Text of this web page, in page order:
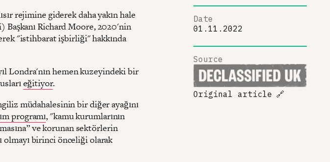
rejimine giderek daha yakın hale
Richard Moore, 2020'nin
"istihbarat işbirliği" hakkında
Londra'nın hemen kuzeyindeki bir
eğitiyor.
müdahalesinin bir diğer ayağını
programı, "kamu kurumlarının
ve korunan sektörlerin
olmayı birinci önceliği olarak
Date
01.11.2022
Source
Original article 🔗